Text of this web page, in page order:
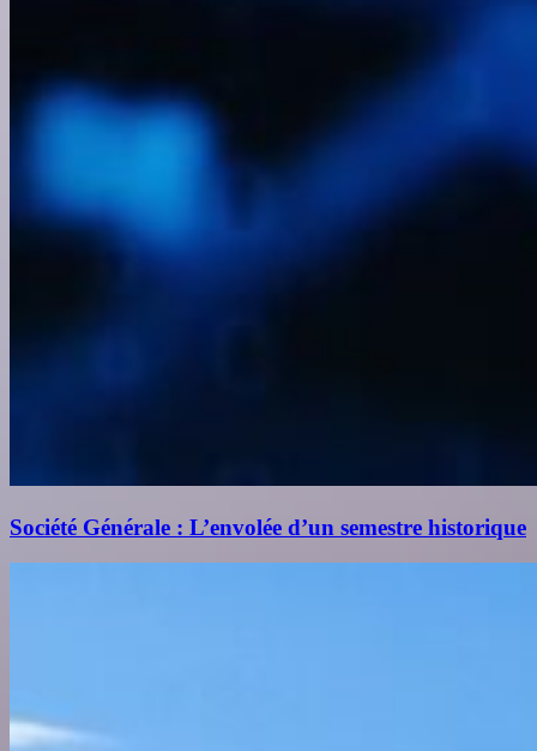
Société Générale : L’envolée d’un semestre historique